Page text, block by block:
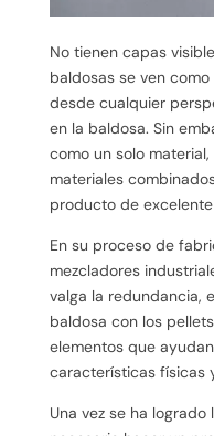
No tienen capas
baldosas se ven
desde cualquier
en la baldosa. Sin
como un solo
materiales
producto de
En su proceso de
mezcladores
valga la redundancia,
baldosa con los
elementos que
características físicas
Una vez se ha logrado